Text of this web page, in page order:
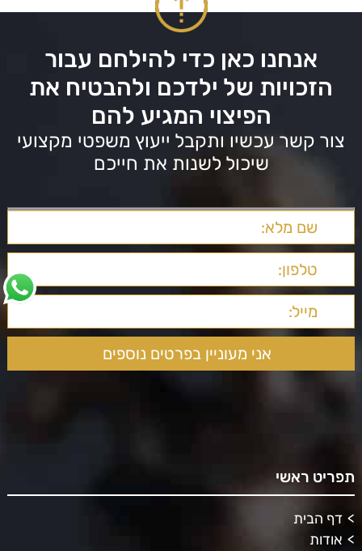
אנחנו כאן כדי להילחם עבור
הזכויות של ילדכם ולהבטיח את
הפיצוי המגיע להם
צור קשר עכשיו ותקבל ייעוץ משפטי מקצועי
שיכול לשנות את חייכם
תפריט ראשי
דף הבית
אודות